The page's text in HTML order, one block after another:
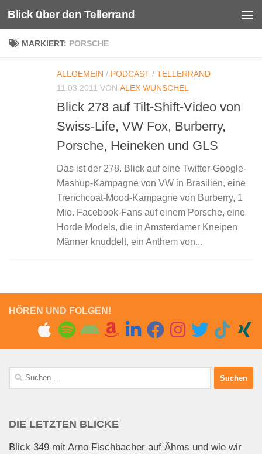
Unter dem Inhalt
Blick über den Tellerrand
MARKIERT: PORSCHE
ALLGEMEIN / PODCAST / TELLERRAND
11.03.2011 VON ALEX WUNSCHEL
Blick 278 auf Tilt-Shift-Video von
Swiss-Life, VW Fox, Burberry,
Porsche, Heineken und GLS
Das ist der 278. Blick auf eine Twitter-Google-
Mashup-Kampagne von VW in Brasilien, eine
Trenchcoat-Mood-Kampagne von Burberry, 1
Mio. Facebook-Fans auf einem Porsche, eine
Horde Models, die in Amsterdamer Kneipen
Männer knuddelt, ein Anthem von...
HÖREN UND FOLGEN!
Suchen
nach:
DIE LETZTEN BLICKE
Blick 349 mit Arno Fischbacher auf Ähms und wie wir